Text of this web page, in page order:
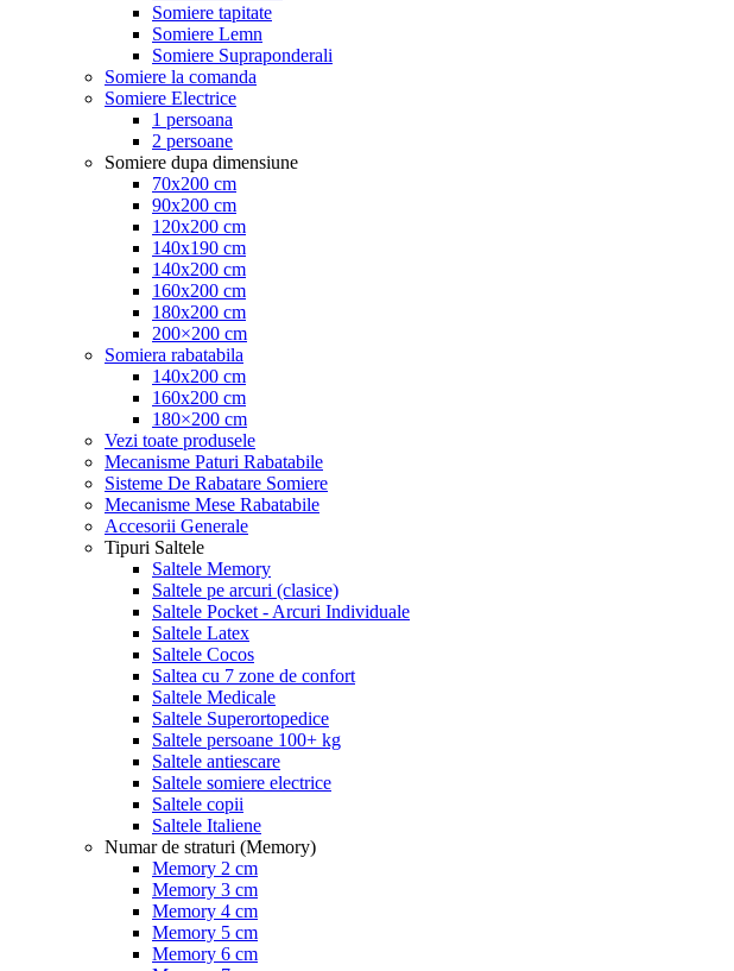
Somiere tapitate
Somiere Lemn
Somiere Supraponderali
Somiere la comanda
Somiere Electrice
1 persoana
2 persoane
Somiere dupa dimensiune
70x200 cm
90x200 cm
120x200 cm
140x190 cm
140x200 cm
160x200 cm
180x200 cm
200×200 cm
Somiera rabatabila
140x200 cm
160x200 cm
180×200 cm
Vezi toate produsele
Mecanisme Paturi Rabatabile
Sisteme De Rabatare Somiere
Mecanisme Mese Rabatabile
Accesorii Generale
Tipuri Saltele
Saltele Memory
Saltele pe arcuri (clasice)
Saltele Pocket - Arcuri Individuale
Saltele Latex
Saltele Cocos
Saltea cu 7 zone de confort
Saltele Medicale
Saltele Superortopedice
Saltele persoane 100+ kg
Saltele antiescare
Saltele somiere electrice
Saltele copii
Saltele Italiene
Numar de straturi (Memory)
Memory 2 cm
Memory 3 cm
Memory 4 cm
Memory 5 cm
Memory 6 cm